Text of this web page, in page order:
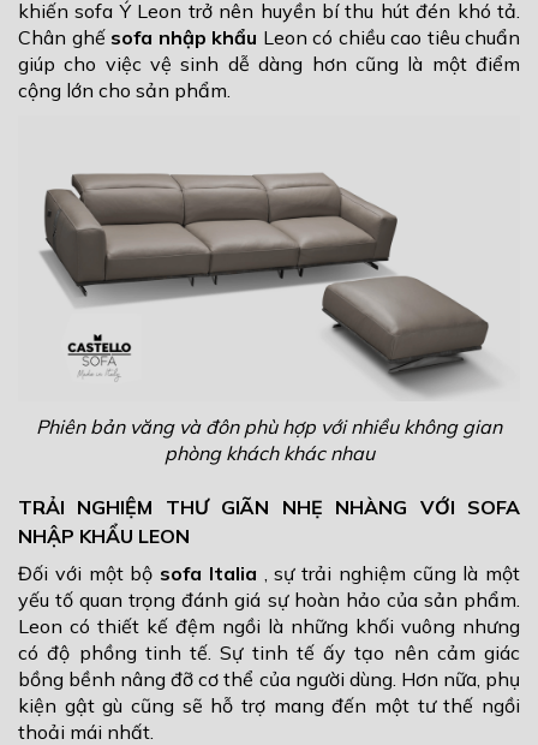
khiến sofa Ý Leon trở nên huyền bí thu hút đén khó tả.
Chân ghế sofa nhập khẩu Leon có chiều cao tiêu chuẩn
giúp cho việc vệ sinh dễ dàng hơn cũng là một điểm
cộng lớn cho sản phẩm.
Phiên bản văng và đôn phù hợp với nhiều không gian
phòng khách khác nhau
TRẢI NGHIỆM THƯ GIÃN NHẸ NHÀNG VỚI SOFA
NHẬP KHẨU LEON
Đối với một bộ sofa Italia , sự trải nghiệm cũng là một
yếu tố quan trọng đánh giá sự hoàn hảo của sản phẩm.
Leon có thiết kế đệm ngồi là những khối vuông nhưng
có độ phồng tinh tế. Sự tinh tế ấy tạo nên cảm giác
bồng bềnh nâng đỡ cơ thể của người dùng. Hơn nữa, phụ
kiện gật gù cũng sẽ hỗ trợ mang đến một tư thế ngồi
thoải mái nhất.